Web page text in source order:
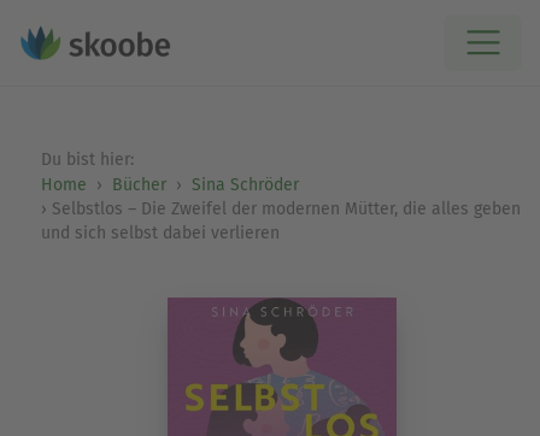
Du bist hier:
Home
Bücher
Sina Schröder
Selbstlos – Die Zweifel der modernen Mütter, die alles geben
und sich selbst dabei verlieren